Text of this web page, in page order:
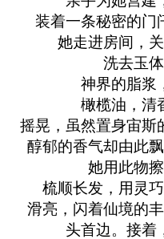
装着一条秘密的门
她走进房间，
洗去玉
神界的脂浆
橄榄油，清
摇晃，虽然置身宙斯
醇郁的香气却由此
她用此物
梳顺长发，用灵
滑亮，闪着仙境的
头首边。接着